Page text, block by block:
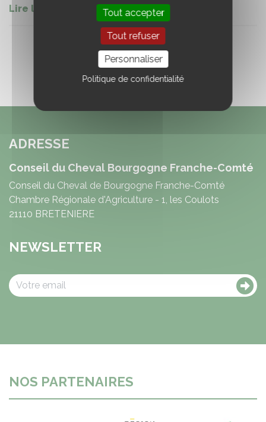
Lire la suite
ADRESSE
Conseil du Cheval Bourgogne Franche-Comté
Conseil du Cheval de Bourgogne Franche-Comté
Chambre Régionale d'Agriculture - 1, les Coulots
21110 BRETENIERE
NEWSLETTER
NOS PARTENAIRES
Tout accepter
Tout refuser
Personnaliser
Politique de confidentialité